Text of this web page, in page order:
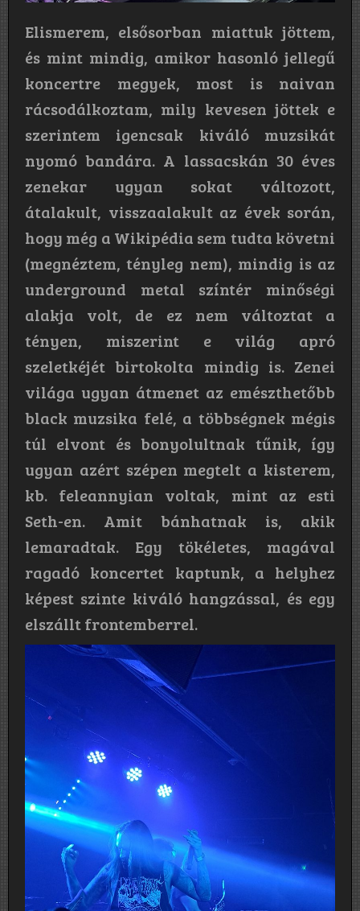
Elismerem, elsősorban miattuk jöttem,
és mint mindig, amikor hasonló jellegű
koncertre megyek, most is naivan
rácsodálkoztam, mily kevesen jöttek e
szerintem igencsak kiváló muzsikát
nyomó bandára. A lassacskán 30 éves
zenekar ugyan sokat változott,
átalakult, visszaalakult az évek során,
hogy még a Wikipédia sem tudta követni
(megnéztem, tényleg nem), mindig is az
underground metal színtér minőségi
alakja volt, de ez nem változtat a
tényen, miszerint e világ apró
szeletkéjét birtokolta mindig is. Zenei
világa ugyan átmenet az emészthetőbb
black muzsika felé, a többségnek mégis
túl elvont és bonyolultnak tűnik, így
ugyan azért szépen megtelt a kisterem,
kb. feleannyian voltak, mint az esti
Seth-en. Amit bánhatnak is, akik
lemaradtak. Egy tökéletes, magával
ragadó koncertet kaptunk, a helyhez
képest szinte kiváló hangzással, és egy
elszállt frontemberrel.